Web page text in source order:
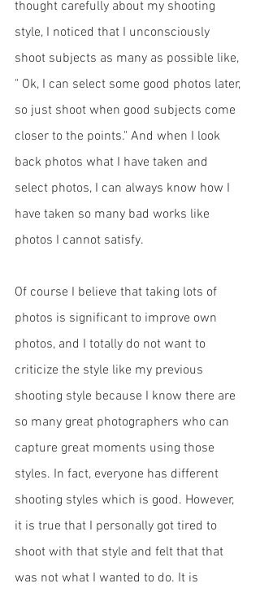
thought carefully about my shooting
style, I noticed that I unconsciously
shoot subjects as many as possible like,
" Ok, I can select some good photos later,
so just shoot when good subjects come
closer to the points." And when I look
back photos what I have taken and
select photos, I can always know how I
have taken so many bad works like
photos I cannot satisfy.
Of course I believe that taking lots of
photos is significant to improve own
photos, and I totally do not want to
criticize the style like my previous
shooting style because I know there are
so many great photographers who can
capture great moments using those
styles. In fact, everyone has different
shooting styles which is good. However,
it is true that I personally got tired to
shoot with that style and felt that that
was not what I wanted to do. It is